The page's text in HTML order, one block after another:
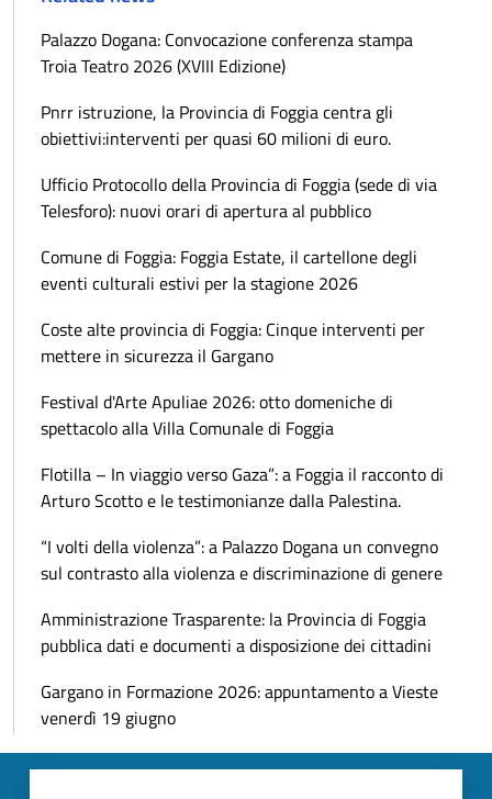
Palazzo Dogana: Convocazione conferenza stampa
Troia Teatro 2026 (XVIII Edizione)
Pnrr istruzione, la Provincia di Foggia centra gli
obiettivi:interventi per quasi 60 milioni di euro.
Ufficio Protocollo della Provincia di Foggia (sede di via
Telesforo): nuovi orari di apertura al pubblico
Comune di Foggia: Foggia Estate, il cartellone degli
eventi culturali estivi per la stagione 2026
Coste alte provincia di Foggia: Cinque interventi per
mettere in sicurezza il Gargano
Festival d'Arte Apuliae 2026: otto domeniche di
spettacolo alla Villa Comunale di Foggia
Flotilla – In viaggio verso Gaza”: a Foggia il racconto di
Arturo Scotto e le testimonianze dalla Palestina.
“I volti della violenza”: a Palazzo Dogana un convegno
sul contrasto alla violenza e discriminazione di genere
Amministrazione Trasparente: la Provincia di Foggia
pubblica dati e documenti a disposizione dei cittadini
Gargano in Formazione 2026: appuntamento a Vieste
venerdì 19 giugno